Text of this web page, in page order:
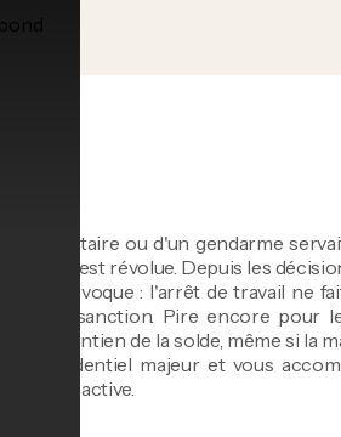
d'un militaire ou d'un gendarme
est révolue. Depuis les
équivoque : l'arrêt de travail ne
d'une sanction. Pire encore pour
le maintien de la solde, même si la
majeur et vous
plus réactive.